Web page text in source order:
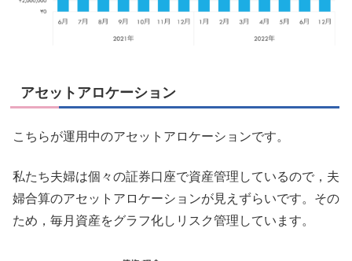
アセットアロケーション
こちらが運用中のアセットアロケーションです。
私たち夫婦は個々の証券口座で資産管理しているので，夫
婦合算のアセットアロケーションが見えずらいです。その
ため，毎月資産をグラフ化しリスク管理しています。